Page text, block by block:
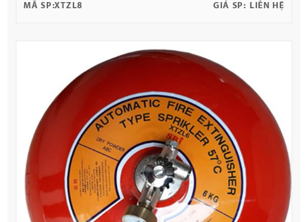
MÃ SP:XTZL8 GIÁ SP: LIÊN HỆ